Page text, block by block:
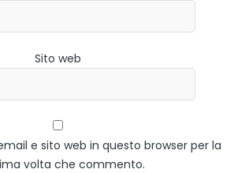
Sito web
e sito web in questo browser per la
volta che commento.